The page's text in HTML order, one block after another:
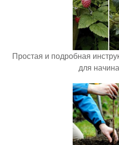
Простая и подробная
для